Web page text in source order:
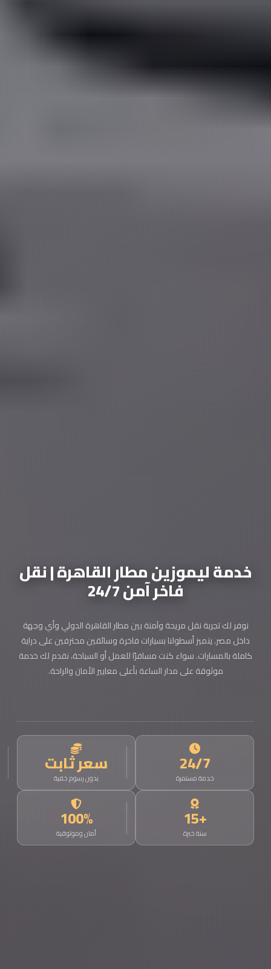
خدمة ليموزين مطار القاهرة | نقل
فاخر آمن 24/7
نوفر لك تجربة نقل مريحة وآمنة بين مطار القاهرة الدولي وأي وجهة
داخل مصر. يتميز أسطولنا بسيارات فاخرة وسائقين محترفين على دراية
كاملة بالمسارات. سواء كنت مسافرًا للعمل أو السياحة، نقدم لك خدمة
موثوقة على مدار الساعة بأعلى معايير الأمان والراحة.
24/7
خدمة مستمرة
سعر ثابت
بدون رسوم خفية
+15
سنة خبرة
100%
أمان وموثوقية